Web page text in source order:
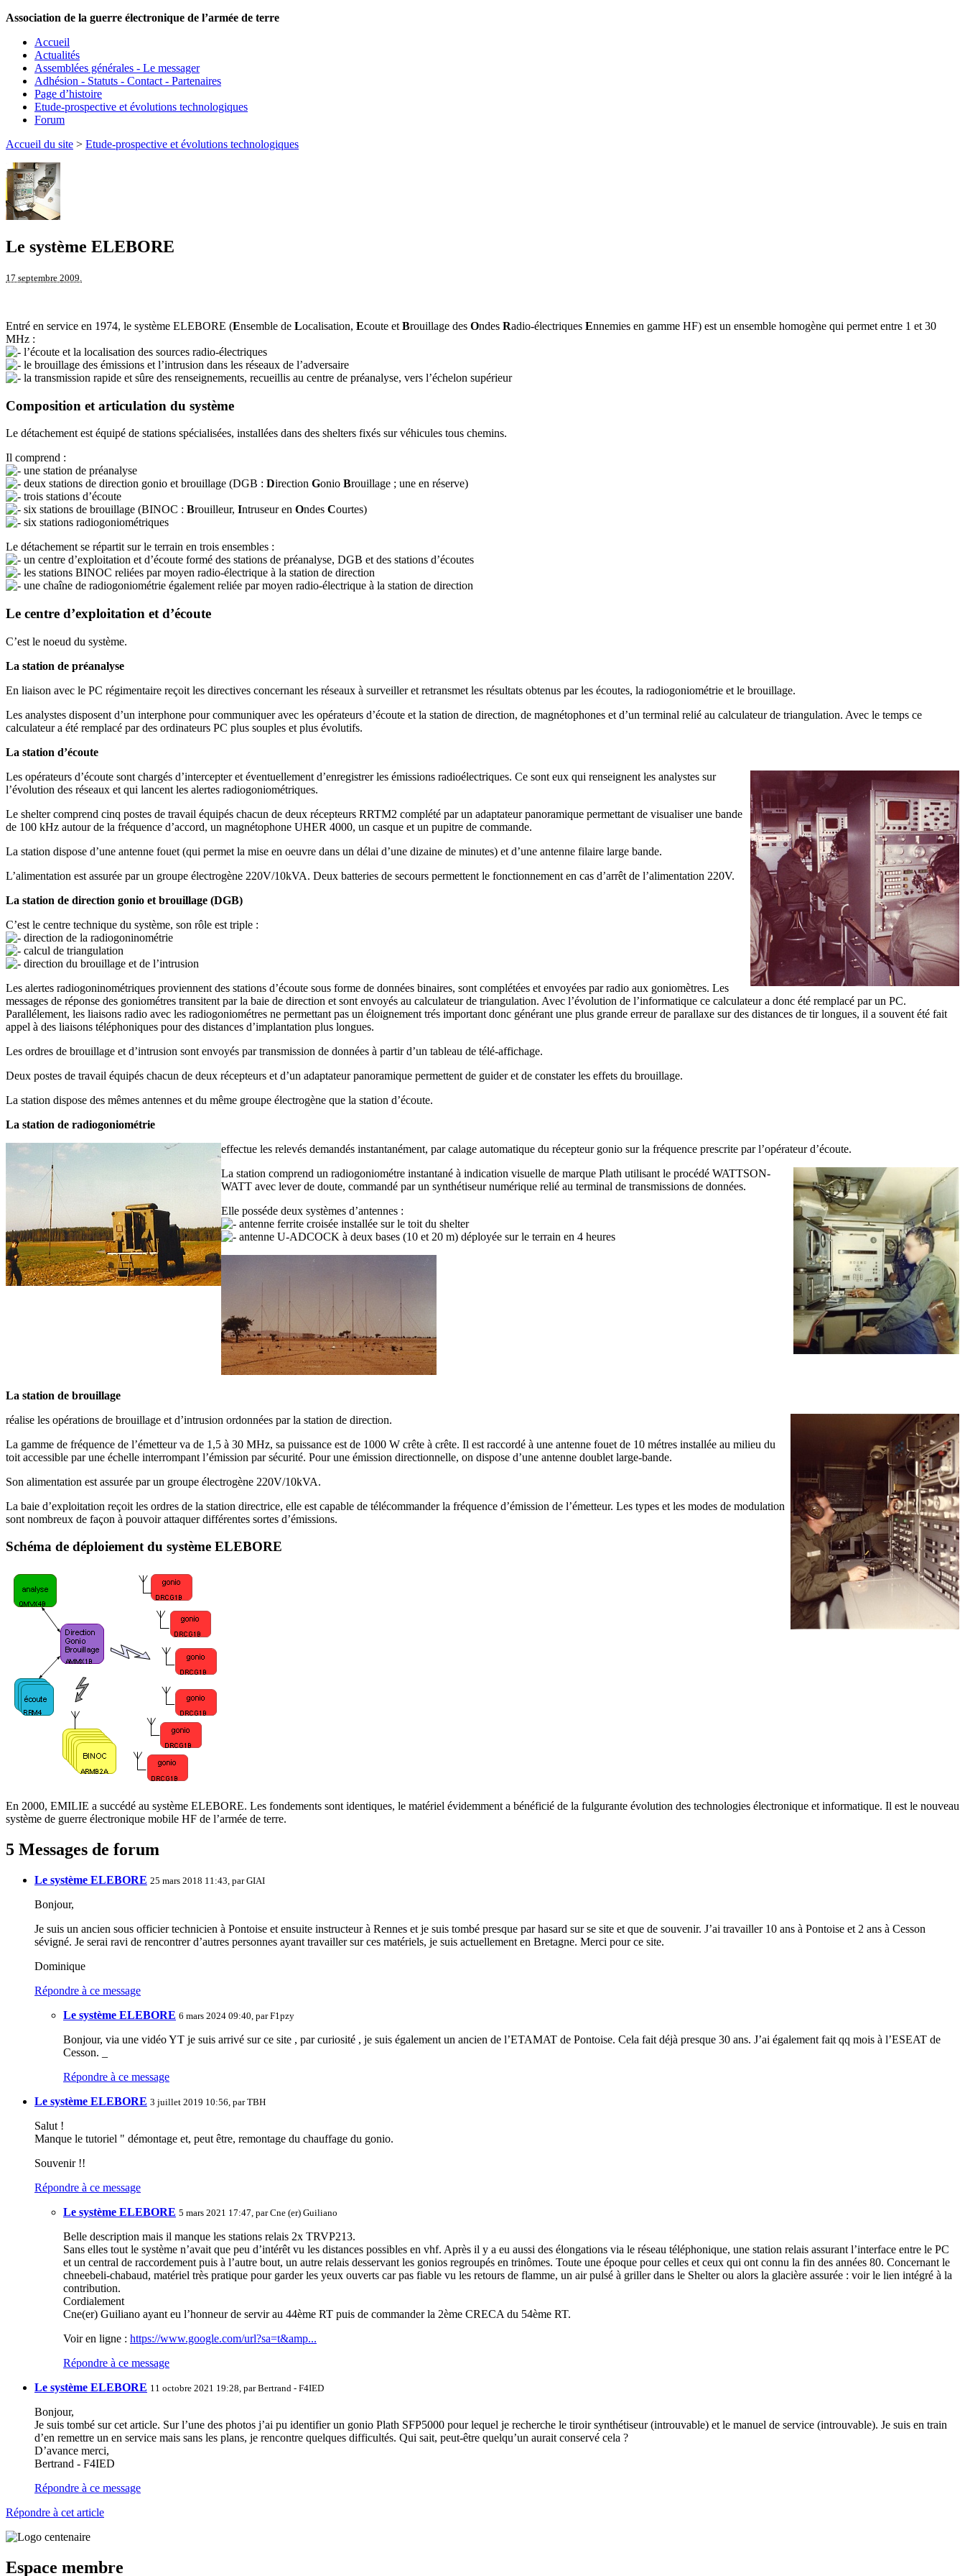
Association de la guerre électronique de l’armée de terre
Accueil
Actualités
Assemblées générales - Le messager
Adhésion - Statuts - Contact - Partenaires
Page d’histoire
Etude-prospective et évolutions technologiques
Forum
Accueil du site > Etude-prospective et évolutions technologiques
Le système ELEBORE
17 septembre 2009.
Entré en service en 1974, le système ELEBORE (Ensemble de Localisation, Ecoute et Brouillage des Ondes Radio-électriques Ennemies en gamme HF) est un ensemble homogène qui permet entre 1 et 30
MHz :
l’écoute et la localisation des sources radio-électriques
le brouillage des émissions et l’intrusion dans les réseaux de l’adversaire
la transmission rapide et sûre des renseignements, recueillis au centre de préanalyse, vers l’échelon supérieur
Composition et articulation du système
Le détachement est équipé de stations spécialisées, installées dans des shelters fixés sur véhicules tous chemins.
Il comprend :
une station de préanalyse
deux stations de direction gonio et brouillage (DGB : Direction Gonio Brouillage ; une en réserve)
trois stations d’écoute
six stations de brouillage (BINOC : Brouilleur, Intruseur en Ondes Courtes)
six stations radiogoniométriques
Le détachement se répartit sur le terrain en trois ensembles :
un centre d’exploitation et d’écoute formé des stations de préanalyse, DGB et des stations d’écoutes
les stations BINOC reliées par moyen radio-électrique à la station de direction
une chaîne de radiogoniométrie également reliée par moyen radio-électrique à la station de direction
Le centre d’exploitation et d’écoute
C’est le noeud du système.
La station de préanalyse
En liaison avec le PC régimentaire reçoit les directives concernant les réseaux à surveiller et retransmet les résultats obtenus par les écoutes, la radiogoniométrie et le brouillage.
Les analystes disposent d’un interphone pour communiquer avec les opérateurs d’écoute et la station de direction, de magnétophones et d’un terminal relié au calculateur de triangulation. Avec le temps ce
calculateur a été remplacé par des ordinateurs PC plus souples et plus évolutifs.
La station d’écoute
Les opérateurs d’écoute sont chargés d’intercepter et éventuellement d’enregistrer les émissions radioélectriques. Ce sont eux qui renseignent les analystes sur
l’évolution des réseaux et qui lancent les alertes radiogoniométriques.
Le shelter comprend cinq postes de travail équipés chacun de deux récepteurs RRTM2 complété par un adaptateur panoramique permettant de visualiser une bande
de 100 kHz autour de la fréquence d’accord, un magnétophone UHER 4000, un casque et un pupitre de commande.
La station dispose d’une antenne fouet (qui permet la mise en oeuvre dans un délai d’une dizaine de minutes) et d’une antenne filaire large bande.
L’alimentation est assurée par un groupe électrogène 220V/10kVA. Deux batteries de secours permettent le fonctionnement en cas d’arrêt de l’alimentation 220V.
La station de direction gonio et brouillage (DGB)
C’est le centre technique du système, son rôle est triple :
direction de la radiogoninométrie
calcul de triangulation
direction du brouillage et de l’intrusion
Les alertes radiogoninométriques proviennent des stations d’écoute sous forme de données binaires, sont complétées et envoyées par radio aux goniomètres. Les
messages de réponse des goniométres transitent par la baie de direction et sont envoyés au calculateur de triangulation. Avec l’évolution de l’informatique ce calculateur a donc été remplacé par un PC.
Parallélement, les liaisons radio avec les radiogoniométres ne permettant pas un éloignement trés important donc générant une plus grande erreur de parallaxe sur des distances de tir longues, il a souvent été fait
appel à des liaisons téléphoniques pour des distances d’implantation plus longues.
Les ordres de brouillage et d’intrusion sont envoyés par transmission de données à partir d’un tableau de télé-affichage.
Deux postes de travail équipés chacun de deux récepteurs et d’un adaptateur panoramique permettent de guider et de constater les effets du brouillage.
La station dispose des mêmes antennes et du même groupe électrogène que la station d’écoute.
La station de radiogoniométrie
effectue les relevés demandés instantanément, par calage automatique du récepteur gonio sur la fréquence prescrite par l’opérateur d’écoute.
La station comprend un radiogoniométre instantané à indication visuelle de marque Plath utilisant le procédé WATTSON-
WATT avec lever de doute, commandé par un synthétiseur numérique relié au terminal de transmissions de données.
Elle posséde deux systèmes d’antennes :
antenne ferrite croisée installée sur le toit du shelter
antenne U-ADCOCK à deux bases (10 et 20 m) déployée sur le terrain en 4 heures
La station de brouillage
réalise les opérations de brouillage et d’intrusion ordonnées par la station de direction.
La gamme de fréquence de l’émetteur va de 1,5 à 30 MHz, sa puissance est de 1000 W crête à crête. Il est raccordé à une antenne fouet de 10 métres installée au milieu du
toit accessible par une échelle interrompant l’émission par sécurité. Pour une émission directionnelle, on dispose d’une antenne doublet large-bande.
Son alimentation est assurée par un groupe électrogène 220V/10kVA.
La baie d’exploitation reçoit les ordres de la station directrice, elle est capable de télécommander la fréquence d’émission de l’émetteur. Les types et les modes de modulation
sont nombreux de façon à pouvoir attaquer différentes sortes d’émissions.
Schéma de déploiement du système ELEBORE
En 2000, EMILIE a succédé au système ELEBORE. Les fondements sont identiques, le matériel évidemment a bénéficié de la fulgurante évolution des technologies électronique et informatique. Il est le nouveau
système de guerre électronique mobile HF de l’armée de terre.
5 Messages de forum
Le système ELEBORE 25 mars 2018 11:43, parGIAI
Bonjour,
Je suis un ancien sous officier technicien à Pontoise et ensuite instructeur à Rennes et je suis tombé presque par hasard sur se site et que de souvenir. J’ai travailler 10 ans à Pontoise et 2 ans à Cesson
sévigné. Je serai ravi de rencontrer d’autres personnes ayant travailler sur ces matériels, je suis actuellement en Bretagne. Merci pour ce site.
Dominique
Répondre à ce message
Le système ELEBORE 6 mars 2024 09:40, parF1pzy
Bonjour, via une vidéo YT je suis arrivé sur ce site , par curiosité , je suis également un ancien de l’ETAMAT de Pontoise. Cela fait déjà presque 30 ans. J’ai également fait qq mois à l’ESEAT de
Cesson. _
Répondre à ce message
Le système ELEBORE 3 juillet 2019 10:56, parTBH
Salut !
Manque le tutoriel " démontage et, peut être, remontage du chauffage du gonio.
Souvenir !!
Répondre à ce message
Le système ELEBORE 5 mars 2021 17:47, parCne (er) Guiliano
Belle description mais il manque les stations relais 2x TRVP213.
Sans elles tout le système n’avait que peu d’intérêt vu les distances possibles en vhf. Après il y a eu aussi des élongations via le réseau téléphonique, une station relais assurant l’interface entre le PC
et un central de raccordement puis à l’autre bout, un autre relais desservant les gonios regroupés en trinômes. Toute une époque pour celles et ceux qui ont connu la fin des années 80. Concernant le
chneebeli-chabaud, matériel très pratique pour garder les yeux ouverts car pas fiable vu les retours de flamme, un air pulsé à griller dans le Shelter ou alors la glacière assurée : voir le lien intégré à la
contribution.
Cordialement
Cne(er) Guiliano ayant eu l’honneur de servir au 44ème RT puis de commander la 2ème CRECA du 54ème RT.
Voir en ligne : https://www.google.com/url?sa=t&amp...
Répondre à ce message
Le système ELEBORE 11 octobre 2021 19:28, parBertrand - F4IED
Bonjour,
Je suis tombé sur cet article. Sur l’une des photos j’ai pu identifier un gonio Plath SFP5000 pour lequel je recherche le tiroir synthétiseur (introuvable) et le manuel de service (introuvable). Je suis en train
d’en remettre un en service mais sans les plans, je rencontre quelques difficultés. Qui sait, peut-être quelqu’un aurait conservé cela ?
D’avance merci,
Bertrand - F4IED
Répondre à ce message
Répondre à cet article
Espace membre